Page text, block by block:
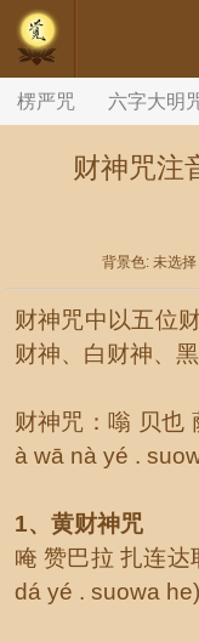
//内容文章背景颜色
楞严咒 六字大明
财神咒注
背景色: 未选择
财神咒中以五位
财神、白财神、
财神咒：嗡 贝也
à wā nà yé .
1、黄财神咒
唵 赞巴拉 扎连
dá yé . suowa he)